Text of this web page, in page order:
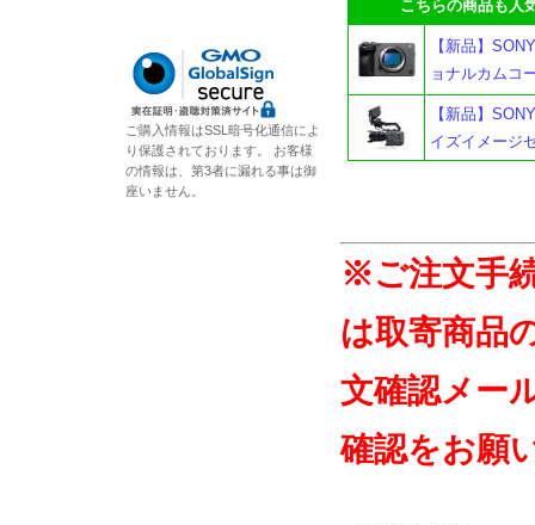
こちらの商品も人気
【新品】
ョナルカムコ
【新品】
イズイメージ
※ご注文手
は取寄商品
文確認メー
確認をお願
ご購入情報はSSL暗号化通信によ
り保護されております。 お客様
の情報は、第3者に漏れる事は御
座いません。